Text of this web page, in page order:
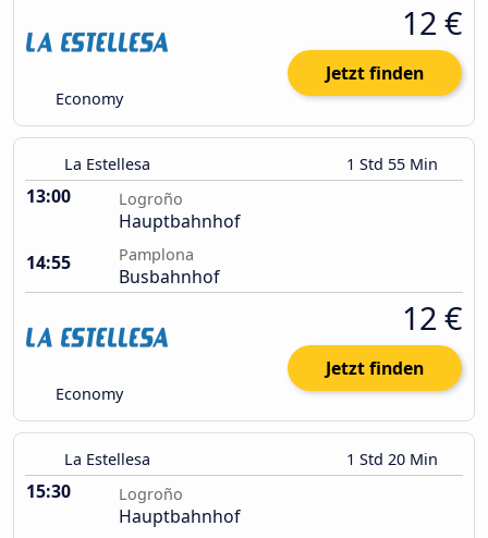
Economy
12 €
Jetzt finden
La Estellesa 1 Std 55 Min
13:00 Logroño
Hauptbahnhof
14:55
Pamplona
Busbahnhof
Economy
12 €
Jetzt finden
La Estellesa 1 Std 20 Min
15:30 Logroño
Hauptbahnhof